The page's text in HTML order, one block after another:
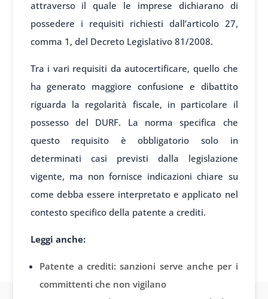
attraverso il quale le imprese dichiarano di
possedere i requisiti richiesti dall’articolo 27,
comma 1, del Decreto Legislativo 81/2008.
Tra i vari requisiti da autocertificare, quello che
ha generato maggiore confusione e dibattito
riguarda la regolarità fiscale, in particolare il
possesso del DURF. La norma specifica che
questo requisito è obbligatorio solo in
determinati casi previsti dalla legislazione
vigente, ma non fornisce indicazioni chiare su
come debba essere interpretato e applicato nel
contesto specifico della patente a crediti.
Leggi anche:
Patente a crediti: sanzioni serve anche per i
committenti che non vigilano